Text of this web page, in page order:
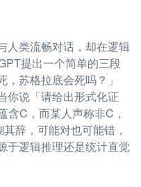
人类流畅对话，却在逻辑
提出一个简单的三段
苏格拉底会死吗？」
说「请给出形式化证
含C，而某人声称非C，
辞，可能对也可能错，
于逻辑推理还是统计直觉